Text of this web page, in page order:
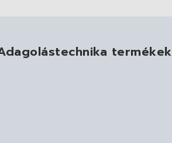
termékek